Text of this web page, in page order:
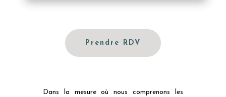
Prendre RDV
Dans la mesure où nous comprenons les